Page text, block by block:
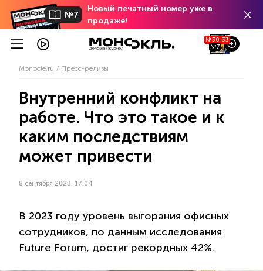
№7
Новый печатный номер уже в
продаже!
№30-33
№7
Monocle.ru Пресс-релизы
Внутренний конфликт на
работе. Что это такое и к
каким последствиям
может привести
8 сентября 2023, 17:04
В 2023 году уровень выгорания офисных
сотрудников, по данным исследования
Future Forum, достиг рекордных 42%.